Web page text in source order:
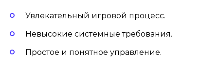
Увлекательный игровой процесс.
Невысокие системные требования.
Простое и понятное управление.